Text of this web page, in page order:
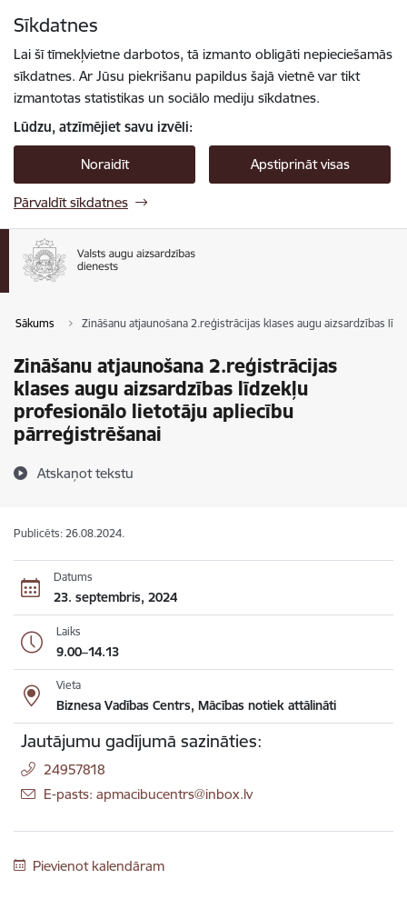
Sīkdatnes
Lai šī tīmekļvietne darbotos, tā izmanto obligāti nepieciešamās
sīkdatnes. Ar Jūsu piekrišanu papildus šajā vietnē var tikt
izmantotas statistikas un sociālo mediju sīkdatnes.
Lūdzu, atzīmējiet savu izvēli:
Noraidīt Apstiprināt visas
Pārvaldīt sīkdatnes
Sākums Zināšanu atjaunošana 2.reģistrācijas klases augu aizsardzības
Zināšanu atjaunošana 2.reģistrācijas
klases augu aizsardzības līdzekļu
profesionālo lietotāju apliecību
pārreģistrēšanai
Atskaņot tekstu
Publicēts: 26.08.2024.
Datums
23. septembris, 2024
Laiks
9.00–14.13
Vieta
Biznesa Vadības Centrs, Mācības notiek attālināti
Jautājumu gadījumā sazināties:
24957818
E-pasts: apmacibucentrs@inbox.lv
Pievienot kalendāram